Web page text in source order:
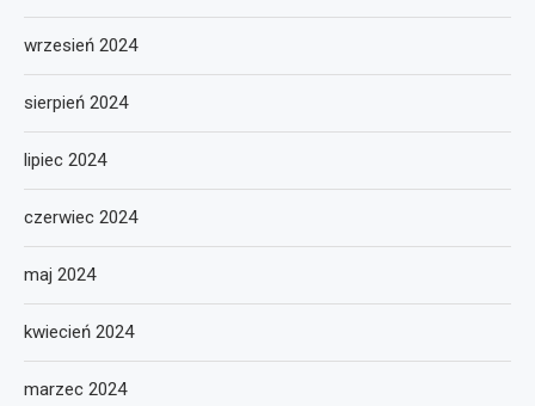
wrzesień 2024
sierpień 2024
lipiec 2024
czerwiec 2024
maj 2024
kwiecień 2024
marzec 2024